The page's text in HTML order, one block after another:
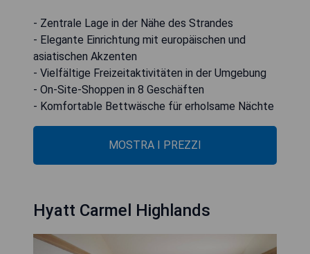
- Zentrale Lage in der Nähe des Strandes
- Elegante Einrichtung mit europäischen und
asiatischen Akzenten
- Vielfältige Freizeitaktivitäten in der Umgebung
- On-Site-Shoppen in 8 Geschäften
- Komfortable Bettwäsche für erholsame Nächte
MOSTRA I PREZZI
Hyatt Carmel Highlands